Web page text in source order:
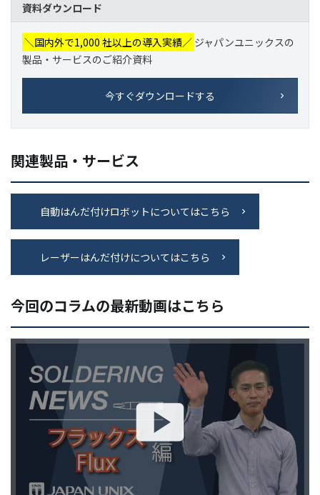
資料ダウンロード
＼国内外で1,000 社以上の導入実績／ ジャパンユニックスの
製品・サービスのご紹介資料
今すぐダウンロードする
関連製品・サービス
自動はんだ付けロボットについてはこちら
レーザーはんだ付けについてはこちら
今回のコラムの最新動画はこちら